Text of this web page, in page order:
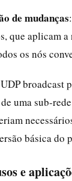
de mudanças
que aplicam
os nós
broadcast
uma sub-
básica do
e